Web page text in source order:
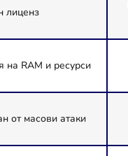
лиценз
на RAM и ресурси
от масови атаки